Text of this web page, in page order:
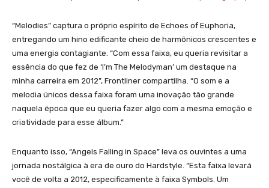
“Melodies” captura o próprio espírito de Echoes of Euphoria,
entregando um hino edificante cheio de harmônicos crescentes e
uma energia contagiante. “Com essa faixa, eu queria revisitar a
essência do que fez de ‘I’m The Melodyman’ um destaque na
minha carreira em 2012”, Frontliner compartilha. “O som e a
melodia únicos dessa faixa foram uma inovação tão grande
naquela época que eu queria fazer algo com a mesma emoção e
criatividade para esse álbum.”
Enquanto isso, “Angels Falling in Space” leva os ouvintes a uma
jornada nostálgica à era de ouro do Hardstyle. “Esta faixa levará
você de volta a 2012, especificamente à faixa Symbols. Um